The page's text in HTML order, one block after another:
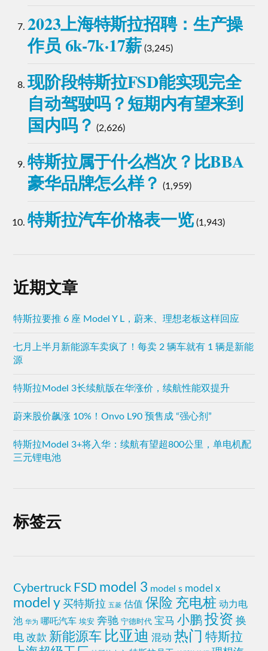
2023上海特斯拉招聘：生产操
作员 6k-7k·17薪 (3,245)
现阶段特斯拉FSD能实现完全
自动驾驶吗？短期内有望来到
国内吗？ (2,626)
特斯拉属于什么档次？比BBA
豪华品牌怎么样？
(1,959)
特斯拉汽车价格表一览 (1,943)
近期文章
特斯拉要推 6 座 Model Y L，蔚来、理想老板这样回应
七月上半月新能源车卖疯了！每卖 2 辆车就有 1 辆是新能
源
特斯拉Model 3长续航版在华涨价，续航性能双提升
蔚来股价飙涨 10%！Onvo L90 预售成 “强心剂”
特斯拉Model 3+将入华：续航有望超800公里，单电机配
三元锂电池
标签云
Cybertruck FSD model 3 model s model x
model y 买特斯拉 五菱 估值 保险 充电桩 动力电
池 华为 哪吒汽车 埃安 奔驰 宁德时代 宝马 小鹏 投资 换
电 改款 新能源车 比亚迪 混动 热门
特斯拉